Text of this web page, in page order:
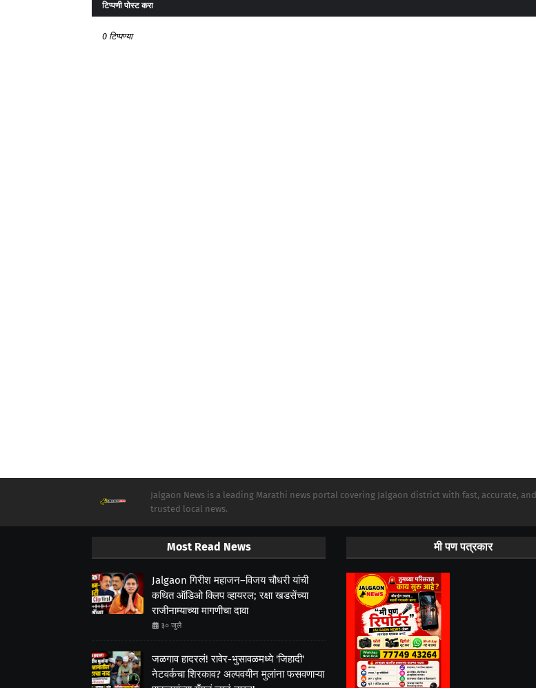
टिप्पणी पोस्ट करा
0 टिप्पण्या
Jalgaon News is a leading Marathi news portal covering Jalgaon district with fast, accurate, and
trusted local news.
Most Read News
Jalgaon गिरीश महाजन–विजय चौधरी यांची
कथित ऑडिओ क्लिप व्हायरल; रक्षा खडसेंच्या
राजीनाम्याच्या मागणीचा दावा
३० जुलै
जळगाव हादरलं! रावेर-भुसावळमध्ये 'जिहादी'
नेटवर्कचा शिरकाव? अल्पवयीन मुलांना फसवणाऱ्या
मी पण पत्रकार